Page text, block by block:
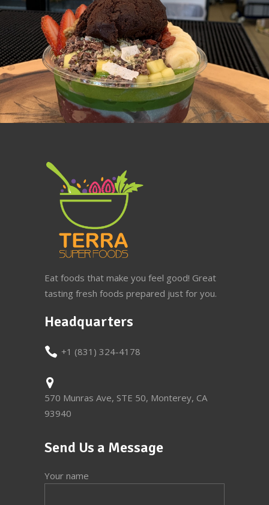
Eat foods that make you feel good! Great
tasting fresh foods prepared just for you.
Headquarters
+1 (831) 324-4178
570 Munras Ave, STE 50, Monterey, CA
93940
Send Us a Message
Your name